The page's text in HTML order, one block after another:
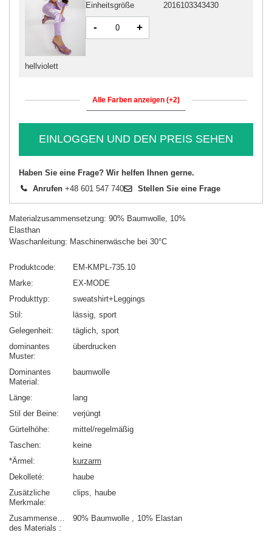
hellviolett
Einheitsgröße 2016103343430
- +
Alle Farben anzeigen (+2)
EINLOGGEN UND DEN PREIS SEHEN
Haben Sie eine Frage? Wir helfen Ihnen gerne.
Anrufen +48 601 547 740 Stellen Sie eine Frage
Materialzusammensetzung: 90% Baumwolle, 10%
Elasthan
Waschanleitung: Maschinenwäsche bei 30°C
Produktcode
EM-KMPL-735.10
Marke
EX-MODE
Produkttyp
sweatshirt+Leggings
Stil
lässig sport
Gelegenheit
täglich sport
dominantes
Muster
überdrucken
Dominantes
Material
baumwolle
Länge
lang
Stil der Beine
verjüngt
Gürtelhöhe
mittel/regelmäßig
Taschen
keine
*Ärmel
kurzarm
Dekolleté
haube
Zusätzliche
Merkmale
clips haube
Zusammensetzung
des Materials
90% Baumwolle 10% Elastan